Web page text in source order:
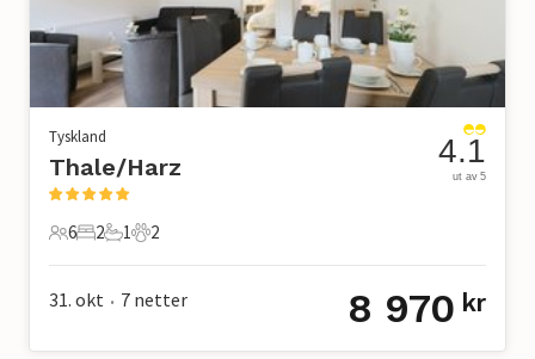
Tyskland
Thale/Harz
6 Gjester
6
2 Soverom
2
1 Bad
1
2 Kjæledyr
2
4.1
ut av 5
31. okt • 7 netter 8 970 kr